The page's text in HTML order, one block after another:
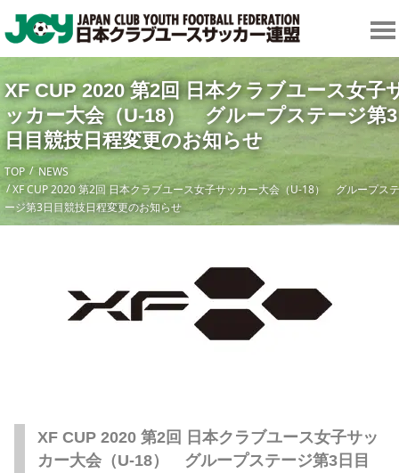
XF CUP 2020 第2回 日本クラブユース女子
ッカー大会（U-18） グループステージ第3
日目競技日程変更のお知らせ
TOP
NEWS
XF CUP 2020 第2回 日本クラブユース女子サッカー大会（U-18） グループステ
ージ第3日目競技日程変更のお知らせ
XF CUP 2020 第2回 日本クラブユース女子サッ
カー大会（U-18） グループステージ第3日目